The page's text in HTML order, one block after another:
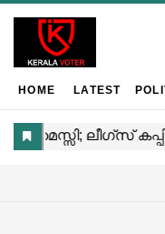
HOME LATEST